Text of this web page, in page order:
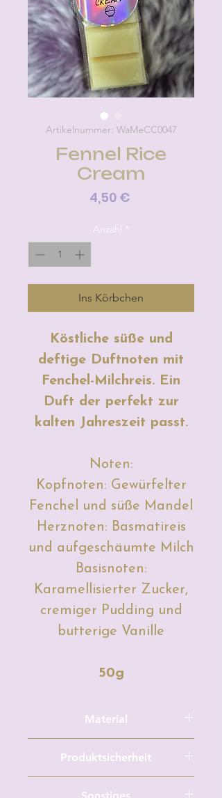
Artikelnummer: WaMeCC0047
Fennel Rice
Cream
4,50 €Preis
Anzahl *
Ins Körbchen
Köstliche süße und
deftige Duftnoten mit
Fenchel-Milchreis. Ein
Duft der perfekt zur
kalten Jahreszeit passt.
Noten:
Kopfnoten: Gewürfelter
Fenchel und süße Mandel
Herznoten: Basmatireis
und aufgeschäumte Milch
Basisnoten:
Karamellisierter Zucker,
cremiger Pudding und
butterige Vanille
50g
Material
Pulver, flüssige Kerzenfarbe, feste
Kerzenfarbe, Glitzer,
Produktsicherheit